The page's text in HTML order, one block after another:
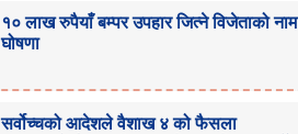
१० लाख रुपैयाँ बम्पर उपहार जित्ने विजेताको नाम
घोषणा
सर्वोच्चको आदेशले वैशाख ४ को फैसला